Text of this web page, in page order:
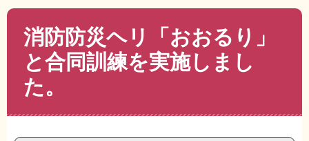
本
消防防災ヘリ「おおるり」
と合同訓練を実施しまし
た。